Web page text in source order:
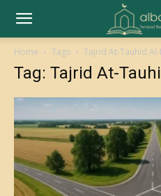
Home Tags Tajrid At-Tauhid
Tag: Tajrid At-